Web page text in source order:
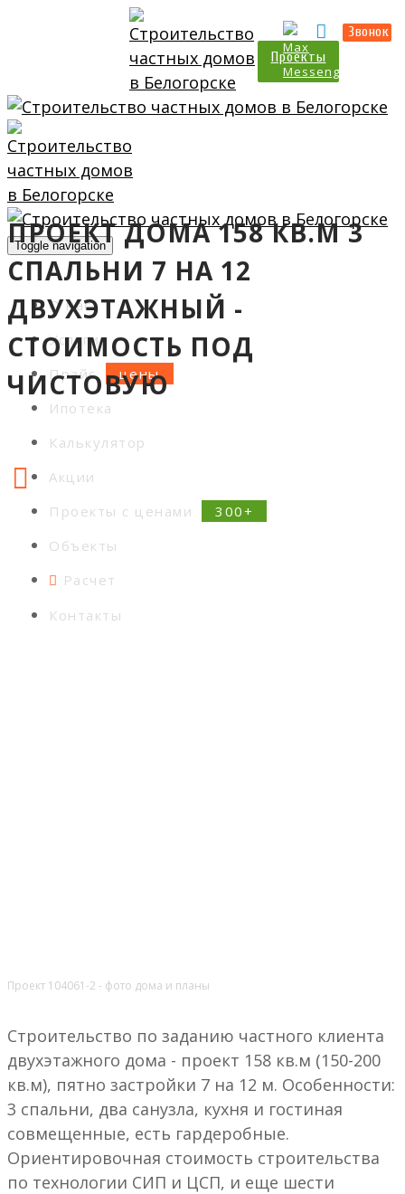
Проекты
Звонок
Toggle navigation
О нас
Услуги
Прайс
Ипотека
Калькулятор
Акции
Проекты с ценами
Объекты
Расчет
Контакты
ПРОЕКТ ДОМА 158 КВ.М 3
СПАЛЬНИ 7 НА 12
ДВУХЭТАЖНЫЙ -
СТОИМОСТЬ ПОД
ЧИСТОВУЮ
Проект 104061-2 - фото дома и планы
Строительство по заданию частного клиента
двухэтажного дома - проект 158 кв.м (150-200
кв.м), пятно застройки 7 на 12 м. Особенности:
3 спальни, два санузла, кухня и гостиная
совмещенные, есть гардеробные.
Ориентировочная стоимость строительства
по технологии СИП и ЦСП, и еще шести